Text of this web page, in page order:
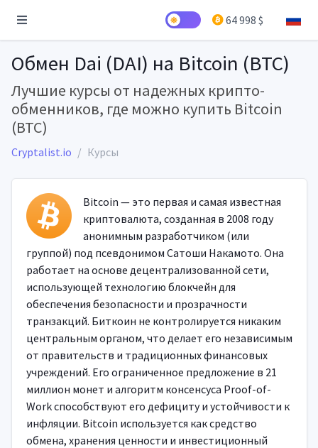
64 998 $
Обмен Dai (DAI) на Bitcoin (BTC)
Лучшие курсы от надежных крипто-
обменников, где можно купить Bitcoin
(BTC)
Cryptalist.io Курсы
Bitcoin — это первая и самая известная
криптовалюта, созданная в 2008 году
анонимным разработчиком (или
группой) под псевдонимом Сатоши Накамото. Она
работает на основе децентрализованной сети,
использующей технологию блокчейн для
обеспечения безопасности и прозрачности
транзакций. Биткоин не контролируется никаким
центральным органом, что делает его независимым
от правительств и традиционных финансовых
учреждений. Его ограниченное предложение в 21
миллион монет и алгоритм консенсуса Proof-of-
Work способствуют его дефициту и устойчивости к
инфляции. Bitcoin используется как средство
обмена, хранения ценности и инвестиционный